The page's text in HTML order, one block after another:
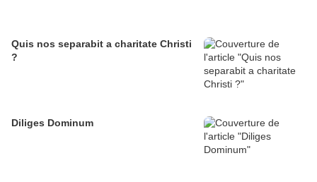
Quis nos separabit a charitate Christi
?
Diliges Dominum